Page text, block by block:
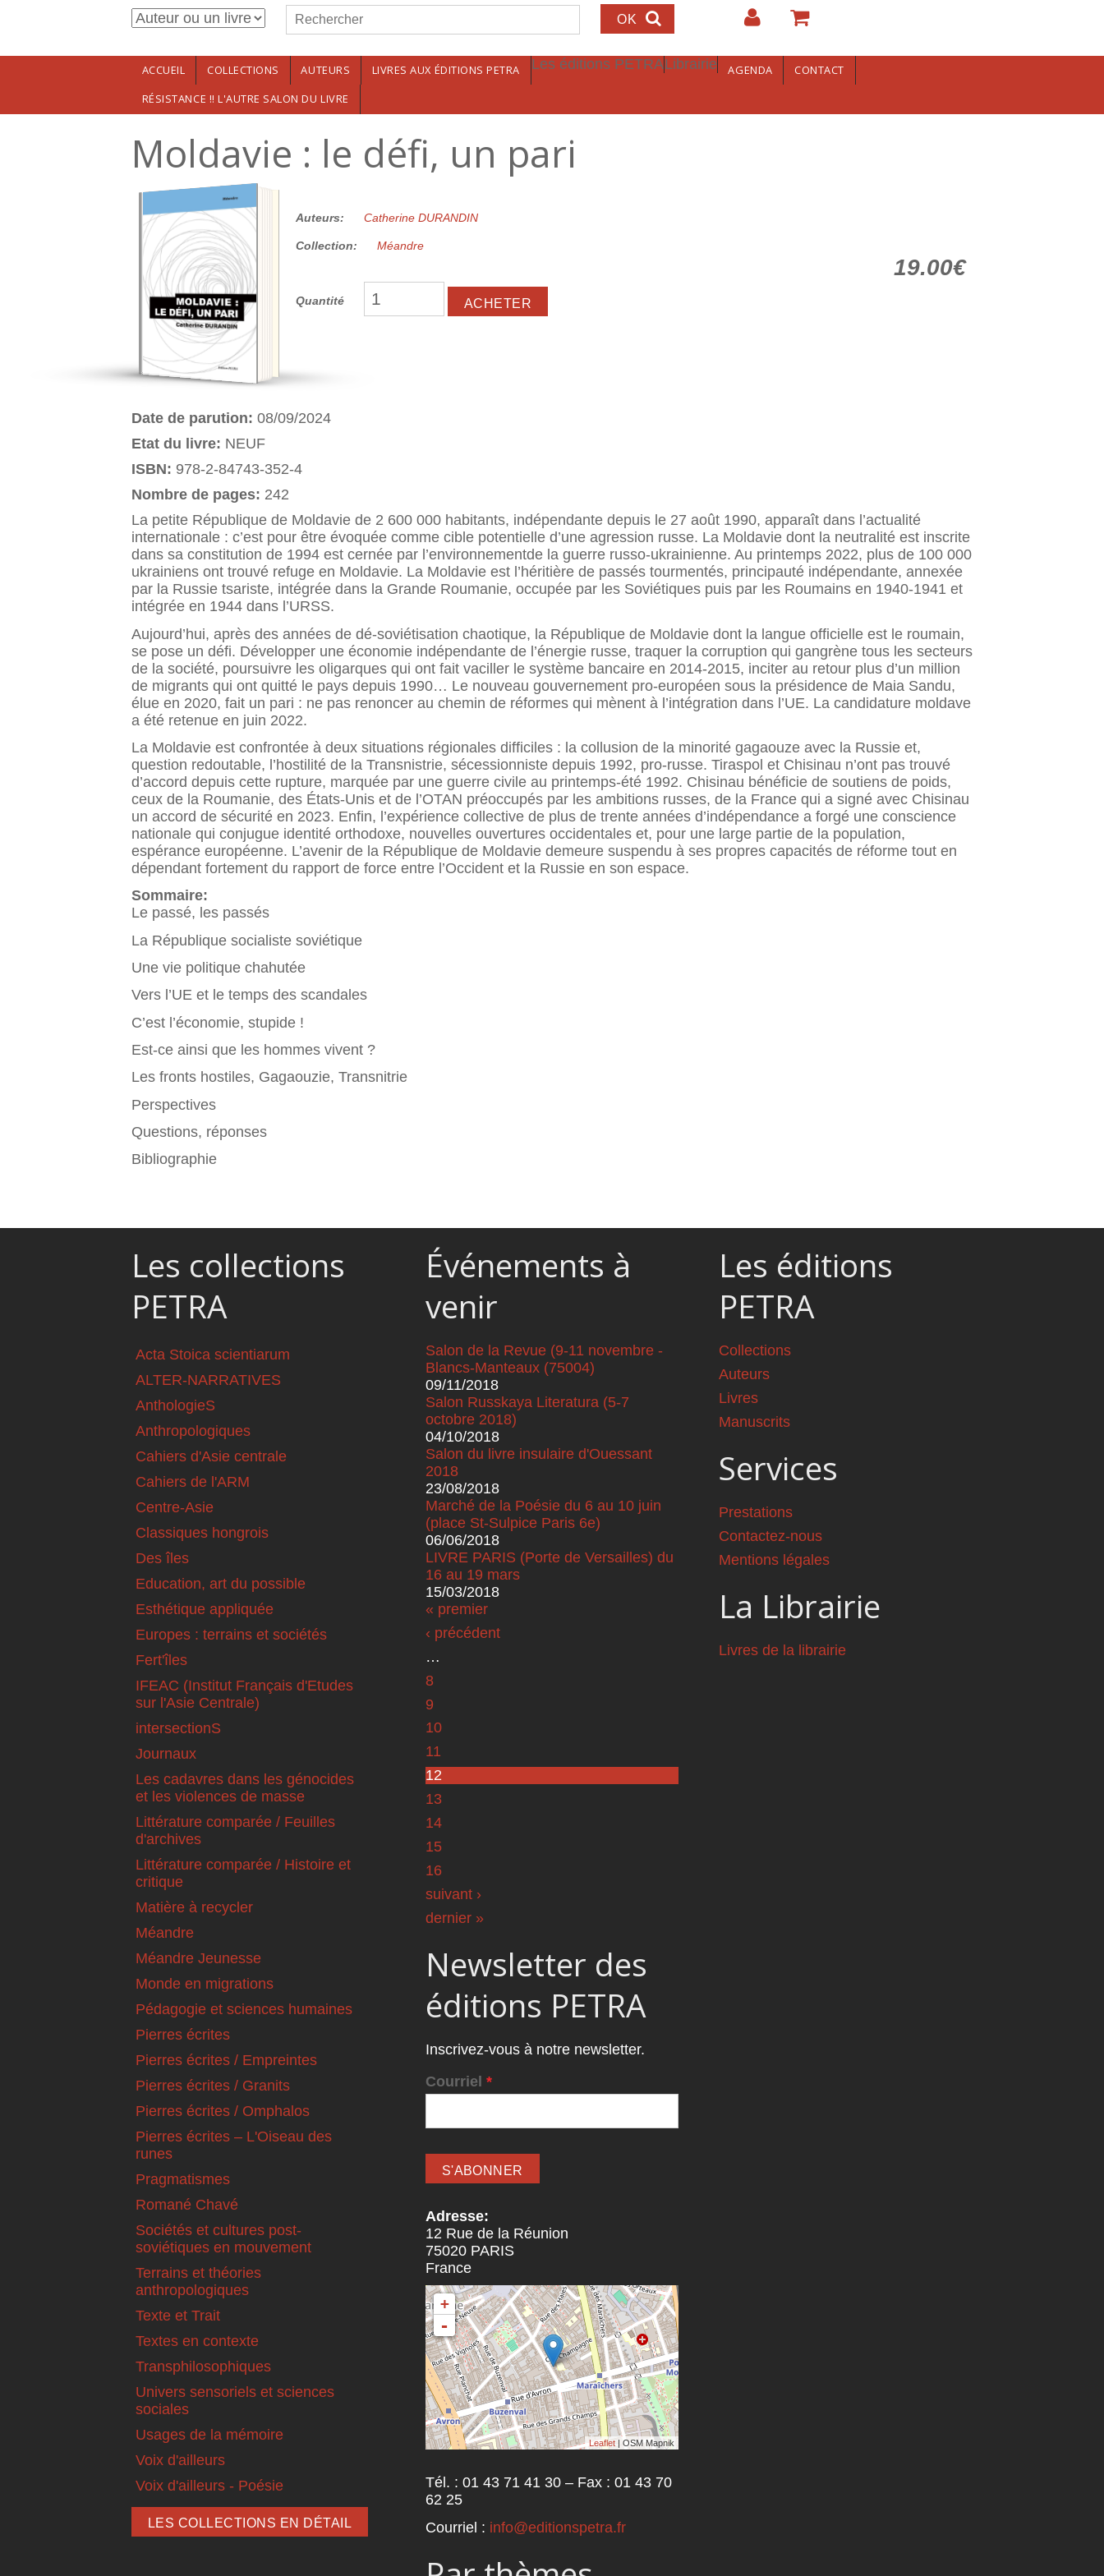
Aller au contenu principalFormulaire de recherche
Rechercher
ACCUEIL COLLECTIONS AUTEURS LIVRES AUX ÉDITIONS PETRA Les éditions PETRALibrairie AGENDA
CONTACT
RÉSISTANCE !! L'AUTRE SALON DU LIVRE
Moldavie : le défi, un pari
19.00€ Auteurs: Catherine DURANDIN
Collection: Méandre
19.00€
Quantité
Date de parution: 08/09/2024
Etat du livre: NEUF
ISBN: 978-2-84743-352-4
Nombre de pages: 242
La petite République de Moldavie de 2 600 000 habitants, indépendante depuis le 27 août 1990, apparaît dans l’actualité
internationale : c’est pour être évoquée comme cible potentielle d’une agression russe. La Moldavie dont la neutralité est inscrite
dans sa constitution de 1994 est cernée par l’environnementde la guerre russo-ukrainienne. Au printemps 2022, plus de 100 000
ukrainiens ont trouvé refuge en Moldavie. La Moldavie est l’héritière de passés tourmentés, principauté indépendante, annexée
par la Russie tsariste, intégrée dans la Grande Roumanie, occupée par les Soviétiques puis par les Roumains en 1940-1941 et
intégrée en 1944 dans l’URSS.
Aujourd’hui, après des années de dé-soviétisation chaotique, la République de Moldavie dont la langue officielle est le roumain,
se pose un défi. Développer une économie indépendante de l’énergie russe, traquer la corruption qui gangrène tous les secteurs
de la société, poursuivre les oligarques qui ont fait vaciller le système bancaire en 2014-2015, inciter au retour plus d’un million
de migrants qui ont quitté le pays depuis 1990… Le nouveau gouvernement pro-européen sous la présidence de Maia Sandu,
élue en 2020, fait un pari : ne pas renoncer au chemin de réformes qui mènent à l’intégration dans l’UE. La candidature moldave
a été retenue en juin 2022.
La Moldavie est confrontée à deux situations régionales difficiles : la collusion de la minorité gagaouze avec la Russie et,
question redoutable, l’hostilité de la Transnistrie, sécessionniste depuis 1992, pro-russe. Tiraspol et Chisinau n’ont pas trouvé
d’accord depuis cette rupture, marquée par une guerre civile au printemps-été 1992. Chisinau bénéficie de soutiens de poids,
ceux de la Roumanie, des États-Unis et de l’OTAN préoccupés par les ambitions russes, de la France qui a signé avec Chisinau
un accord de sécurité en 2023. Enfin, l’expérience collective de plus de trente années d’indépendance a forgé une conscience
nationale qui conjugue identité orthodoxe, nouvelles ouvertures occidentales et, pour une large partie de la population,
espérance européenne. L’avenir de la République de Moldavie demeure suspendu à ses propres capacités de réforme tout en
dépendant fortement du rapport de force entre l’Occident et la Russie en son espace.
Sommaire:
Le passé, les passés
La République socialiste soviétique
Une vie politique chahutée
Vers l’UE et le temps des scandales
C’est l’économie, stupide !
Est-ce ainsi que les hommes vivent ?
Les fronts hostiles, Gagaouzie, Transnitrie
Perspectives
Questions, réponses
Bibliographie
Les collections
PETRA
Acta Stoica scientiarum
ALTER-NARRATIVES
AnthologieS
Anthropologiques
Cahiers d'Asie centrale
Cahiers de l'ARM
Centre-Asie
Classiques hongrois
Des îles
Education, art du possible
Esthétique appliquée
Europes : terrains et sociétés
Fert'îles
IFEAC (Institut Français d'Etudes
sur l'Asie Centrale)
intersectionS
Journaux
Les cadavres dans les génocides
et les violences de masse
Littérature comparée / Feuilles
d'archives
Littérature comparée / Histoire et
critique
Matière à recycler
Méandre
Méandre Jeunesse
Monde en migrations
Pédagogie et sciences humaines
Pierres écrites
Pierres écrites / Empreintes
Pierres écrites / Granits
Pierres écrites / Omphalos
Pierres écrites – L'Oiseau des
runes
Pragmatismes
Romané Chavé
Sociétés et cultures post-
soviétiques en mouvement
Terrains et théories
anthropologiques
Texte et Trait
Textes en contexte
Transphilosophiques
Univers sensoriels et sciences
sociales
Usages de la mémoire
Voix d'ailleurs
Voix d'ailleurs - Poésie
LES COLLECTIONS EN DÉTAIL
Événements à
venir
Salon de la Revue (9-11 novembre -
Blancs-Manteaux (75004)
09/11/2018
Salon Russkaya Literatura (5-7
octobre 2018)
04/10/2018
Salon du livre insulaire d'Ouessant
2018
23/08/2018
Marché de la Poésie du 6 au 10 juin
(place St-Sulpice Paris 6e)
06/06/2018
LIVRE PARIS (Porte de Versailles) du
16 au 19 mars
15/03/2018
Pages
« premier
‹ précédent
…
8
9
10
11
12
13
14
15
16
suivant ›
dernier »
Newsletter des
éditions PETRA
Inscrivez-vous à notre newsletter.
Courriel *
Adresse:
12 Rue de la Réunion
75020 PARIS
France
+
-
Leaflet | OSM Mapnik
Tél. : 01 43 71 41 30 – Fax : 01 43 70
62 25
Courriel : info@editionspetra.fr
Les éditions
PETRA
Collections
Auteurs
Livres
Manuscrits
Services
Prestations
Contactez-nous
Mentions légales
La Librairie
Livres de la librairie